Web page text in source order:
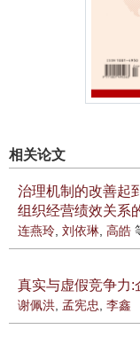
相关论文
治理机制的改善
组织经营绩效关系
连燕玲, 刘依琳, 高皓
真实与虚假竞争力:
谢佩洪, 孟宪忠, 李鑫